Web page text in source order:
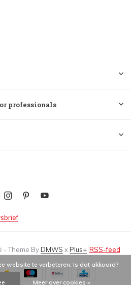
professionals
- Theme ByDMWS xPlus+ RSS-feed
website te verbeteren. Is dat akkoord?
Meer over cookies »